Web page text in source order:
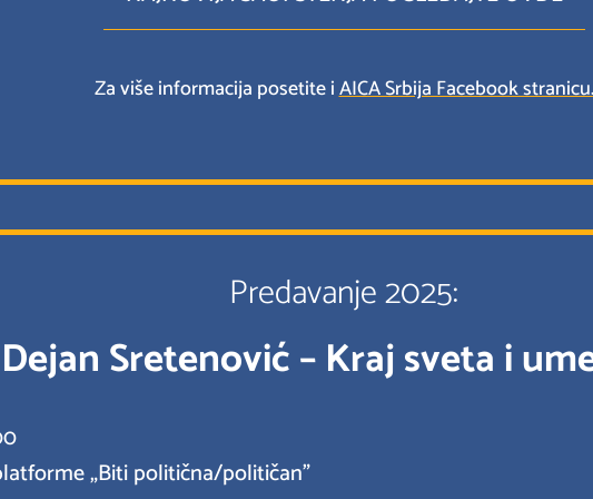
Za više informacija posetite iAICA Srbija Facebook stranicu.
Predavanje 2025:
Dejan Sretenović – Kraj sveta i
„Biti politična/političan”